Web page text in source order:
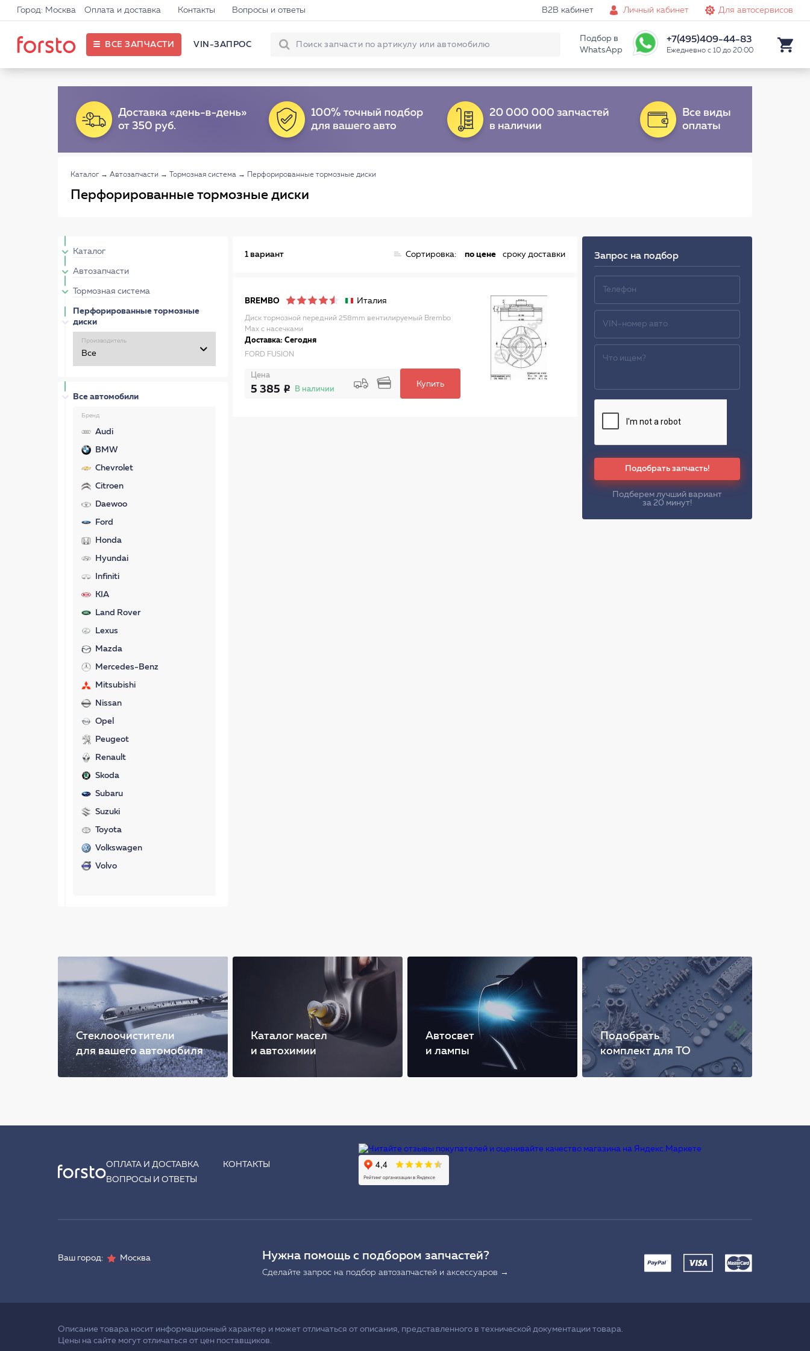
Город: Москва Оплата и доставка Контакты Вопросы и ответы B2B кабинет Личный кабинет Для автосервисов
ВСЕ ЗАПЧАСТИ VIN-ЗАПРОС
Подбор в
WhatsApp
+7(495)409-44-83
Ежедневно с 10 до 20:00
Каталог → Автозапчасти → Тормозная система → Перфорированные тормозные диски
Перфорированные тормозные диски
Каталог
Автозапчасти
Тормозная система
Перфорированные тормозные
диски
Производитель
Все автомобили
Бренд
Audi
BMW
Chevrolet
Citroen
Daewoo
Ford
Honda
Hyundai
Infiniti
KIA
Land Rover
Lexus
Mazda
Mercedes-Benz
Mitsubishi
Nissan
Opel
Peugeot
Renault
Skoda
Subaru
Suzuki
Toyota
Volkswagen
Volvo
1 вариант Сортировка: по цене сроку доставки
BREMBO Италия
Диск тормозной передний 258mm вентилируемый Brembo
Max с насечками
Доставка: Сегодня
FORD FUSION
Цена
5 385 В наличии
Купить
Запрос на подбор
Подобрать запчасть!
Подберем лучший вариант
за 20 минут!
Стеклоочистители
для вашего автомобиля
Каталог масел
и автохимии
Автосвет
и лампы
Подобрать
комплект для ТО
ОПЛАТА И ДОСТАВКА
КОНТАКТЫ
ВОПРОСЫ И ОТВЕТЫ
Ваш город: Москва Нужна помощь с подбором запчастей?
Сделайте запрос на подбор автозапчастей и аксессуаров →
Описание товара носит информационный характер и может отличаться от описания, представленного в технической документации товара.
Цены на сайте могут отличаться от цен поставщиков.